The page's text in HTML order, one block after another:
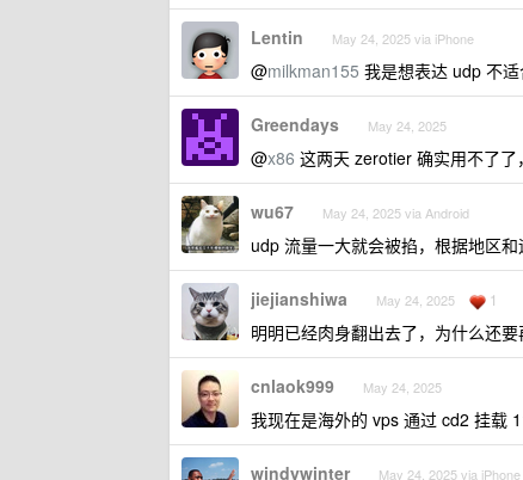
Lentin May 24, 2025 via iPhone
@milkman155 我是想表达 udp 不
Greendays May 24, 2025
@x86 这两天 zerotier 确实用不了了
wu67 May 24, 2025 via Android
udp 流量一大就会被掐，根据地区和
jiejianshiwa May 24, 2025 1
明明已经肉身翻出去了，为什么还
cnlaok999 May 24, 2025
我现在是海外的 vps 通过 cd2 挂载
windywinter May 24, 2025 via iPhone